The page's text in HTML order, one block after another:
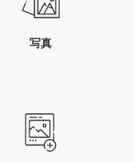
写真